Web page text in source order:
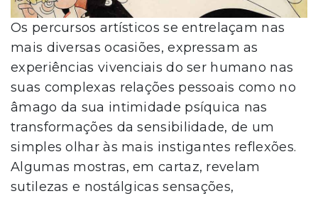
Os percursos artísticos se entrelaçam nas
mais diversas ocasiões, expressam as
experiências vivenciais do ser humano nas
suas complexas relações pessoais como no
âmago da sua intimidade psíquica nas
transformações da sensibilidade, de um
simples olhar às mais instigantes reflexões.
Algumas mostras, em cartaz, revelam
sutilezas e nostálgicas sensações,